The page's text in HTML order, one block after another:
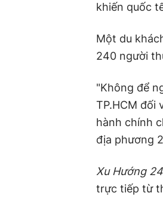
khiến quốc
Một du
240 người
"Không để
TP.HCM đối
hành chính
địa phương
Xu Hướng 24
trực tiếp từ